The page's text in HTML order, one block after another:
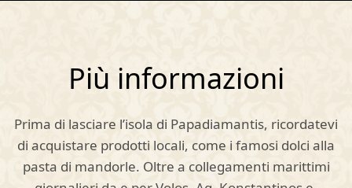
Più informazioni
Prima di lasciare l’isola di Papadiamantis, ricordatevi
di acquistare prodotti locali, come i famosi dolci alla
pasta di mandorle. Oltre a collegamenti marittimi